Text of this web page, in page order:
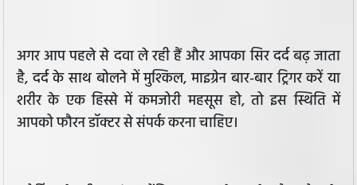
अगर आप पहले से दवा ले रही हैं और आपका सिर दर्द बढ़ जाता
है, दर्द के साथ बोलने में मुश्किल, माइग्रेन बार-बार ट्रिगर करें या
शरीर के एक हिस्से में कमजोरी महसूस हो, तो इस स्थिति में
आपको फौरन डॉक्टर से संपर्क करना चाहिए।